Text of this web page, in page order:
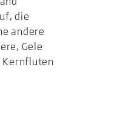
die
andere
Gele
Kernfluten